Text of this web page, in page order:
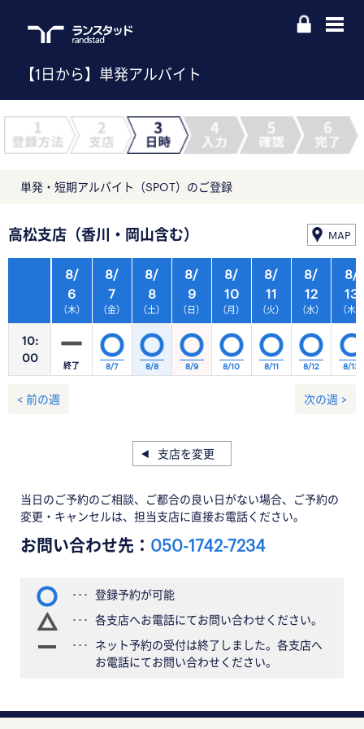
【1日から】単発アルバイト
単発・短期アルバイト（SPOT）のご登録
高松支店（香川・岡山含む） MAP
10:
00
8/
6
（木）
8/
7
（金）
8/
8
（土）
8/
9
（日）
8/
10
（月）
8/
11
（火）
8/
12
（水）
終了 8/7 8/8 8/9 8/10 8/11 8/12
8/
13
（木）
8/13
< 前の週 次の週 >
支店を変更
当日のご予約のご相談、ご都合の良い日がない場合、ご予約の
変更・キャンセルは、担当支店に直接お電話ください。
お問い合わせ先： 050-1742-7234
登録予約が可能
各支店へお電話にてお問い合わせください。
ネット予約の受付は終了しました。各支店へ
お電話にてお問い合わせください。